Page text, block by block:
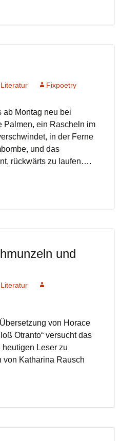
Literatur Fixpoetry
ab Montag neu bei
Palmen, ein Rascheln im
in der Ferne
und das
rückwärts zu laufen….
und
Literatur
von Horace
Otranto“ versucht das
Leser zu
von Katharina Rausch